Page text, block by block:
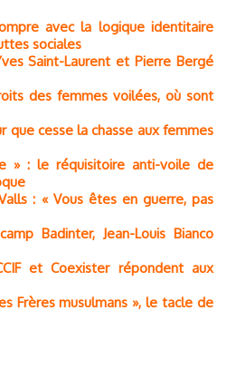
avec la logique identitaire
sociales
Saint-Laurent et Pierre Bergé
des femmes voilées, où sont
que cesse la chasse aux femmes
» : le réquisitoire anti-voile de
: « Vous êtes en guerre, pas
Badinter, Jean-Louis Bianco
et Coexister répondent aux
Frères musulmans », le tacle de